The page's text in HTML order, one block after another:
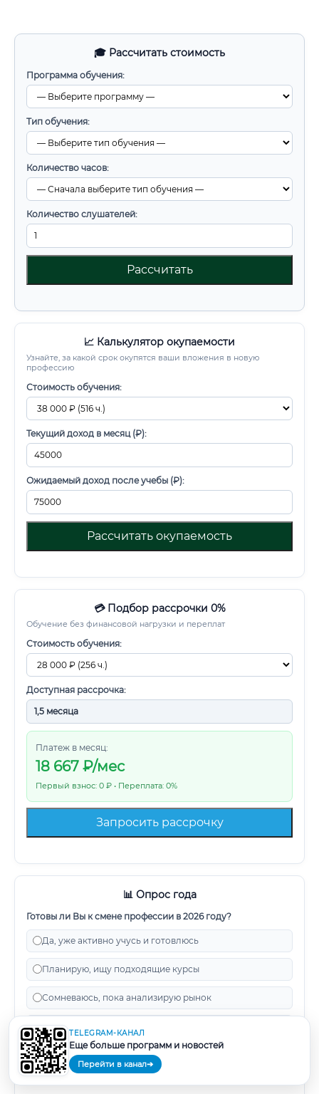
🎓 Рассчитать стоимость
Программа обучения:
Тип обучения:
Количество часов:
Количество слушателей:
Рассчитать
📈 Калькулятор окупаемости
Узнайте, за какой срок окупятся ваши вложения в новую
профессию
Стоимость обучения:
Текущий доход в месяц (₽):
Ожидаемый доход после учебы (₽):
Рассчитать окупаемость
💳 Подбор рассрочки 0%
Обучение без финансовой нагрузки и переплат
Стоимость обучения:
Доступная рассрочка:
Платеж в месяц:
18 667 ₽/мес
Первый взнос: 0 ₽ • Переплата: 0%
Запросить рассрочку
📊 Опрос года
Готовы ли Вы к смене профессии в 2026 году?
Да, уже активно учусь и готовлюсь
Планирую, ищу подходящие курсы
Сомневаюсь, пока анализирую рынок
Нет, меня устраивает текущая работа
Ответить
TELEGRAM-КАНАЛ
Еще больше программ и новостей
Перейти в канал➔